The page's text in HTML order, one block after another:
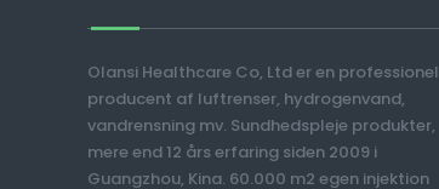
Olansi Healthcare Co, Ltd er en professionel
producent af luftrenser, hydrogenvand,
vandrensning mv. Sundhedspleje produkter,
mere end 12 års erfaring siden 2009 i
Guangzhou, Kina. 60.000 m2 egen injektion